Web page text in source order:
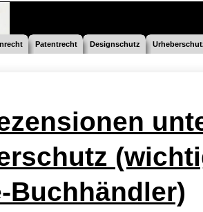
Patentrecht Designschutz
Buchhändler)